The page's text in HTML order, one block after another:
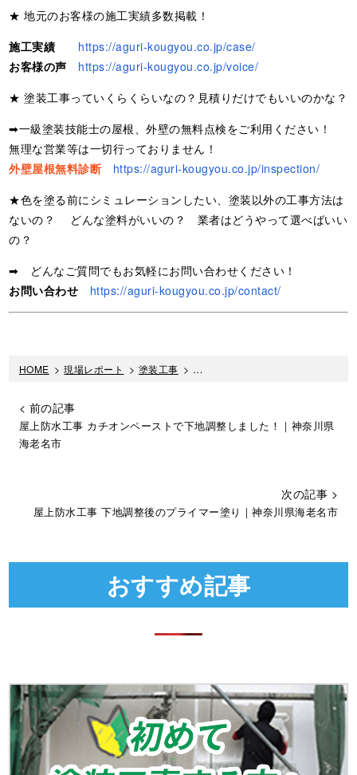
★ 地元のお客様の施工実績多数掲載！
施工実績
https://aguri-kougyou.co.jp/case/
お客様の声
https://aguri-kougyou.co.jp/voice/
★ 塗装工事っていくらくらいなの？見積りだけでもいいのかな？
➡一級塗装技能士の屋根、外壁の無料点検をご利用ください！
無理な営業等は一切行っておりません！
外壁屋根無料診断
https://aguri-kougyou.co.jp/inspection/
★色を塗る前にシミュレーションしたい、塗装以外の工事方法は
ないの？ どんな塗料がいいの？ 業者はどうやって選べばいい
の？
➡ どんなご質問でもお気軽にお問い合わせください！
お問い合わせ
https://aguri-kougyou.co.jp/contact/
HOME >現場レポート > 塗装工事 > 神奈川県海老名市｜付帯部の下地
< 前の記事
屋上防水工事 カチオンペーストで下地調整しました！｜神奈川県
海老名市
次の記事 >
屋上防水工事 下地調整後のプライマー塗り｜神奈川県海老名市
おすすめ記事